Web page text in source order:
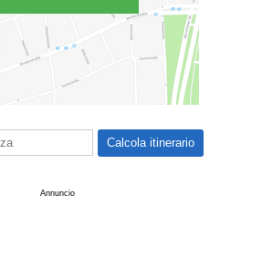
Annuncio